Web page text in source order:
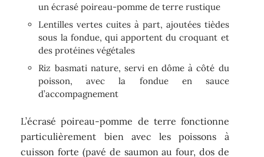
un écrasé poireau-pomme de terre rustique
Lentilles vertes cuites à part, ajoutées tièdes
sous la fondue, qui apportent du croquant et
des protéines végétales
Riz basmati nature, servi en dôme à côté du
poisson, avec la fondue en sauce
d’accompagnement
L’écrasé poireau-pomme de terre fonctionne
particulièrement bien avec les poissons à
cuisson forte (pavé de saumon au four, dos de